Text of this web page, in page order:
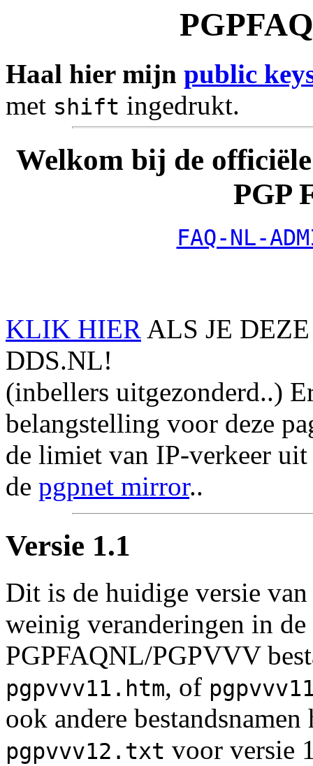
Haal hier mijn public
met shift ingedrukt.
Welkom bij de
PGP
FAQ-NL-
KLIK HIER ALS JE
DDS.NL!
(inbellers uitgezonderd..)
belangstelling voor deze
de limiet van IP-verkeer
de pgpnet mirror..
Versie 1.1
Dit is de huidige versie
weinig veranderingen in
PGPFAQNL/PGPVVV
pgpvvv11.htm, of
ook andere
pgpvvv12.txt voor versie